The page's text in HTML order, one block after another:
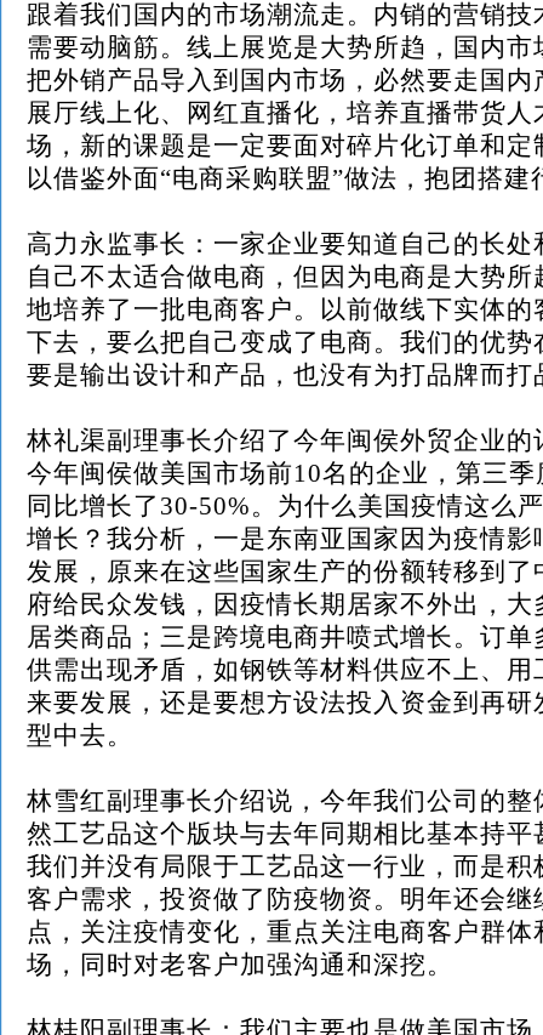
跟着我们国内的市场潮流走。内销的营销
需要动脑筋。线上展览是大势所趋，国内
把外销产品导入到国内市场，必然要走国内
展厅线上化、网红直播化，培养直播带货
场，新的课题是一定要面对碎片化订单和定
以借鉴外面“电商采购联盟”做法，抱团搭建
高力永监事长：一家企业要知道自己的长
自己不太适合做电商，但因为电商是大势
地培养了一批电商客户。以前做线下实体的
下去，要么把自己变成了电商。我们的优势
要是输出设计和产品，也没有为打品牌而打
林礼渠副理事长介绍了今年闽侯外贸企业的
今年闽侯做美国市场前10名的企业，第三
同比增长了30-50%。为什么美国疫情这么
增长？我分析，一是东南亚国家因为疫情影
发展，原来在这些国家生产的份额转移到
府给民众发钱，因疫情长期居家不外出，
居类商品；三是跨境电商井喷式增长。订
供需出现矛盾，如钢铁等材料供应不上、用
来要发展，还是要想方设法投入资金到再研
型中去。
林雪红副理事长介绍说，今年我们公司的整
然工艺品这个版块与去年同期相比基本持平
我们并没有局限于工艺品这一行业，而是积
客户需求，投资做了防疫物资。明年还会继
点，关注疫情变化，重点关注电商客户群
场，同时对老客户加强沟通和深挖。